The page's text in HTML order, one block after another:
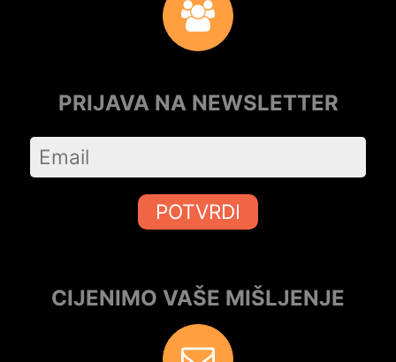
PRIJAVA NA NEWSLETTER
POTVRDI
CIJENIMO VAŠE MIŠLJENJE